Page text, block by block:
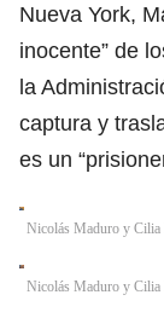
Nueva York,
inocente” de
la
captura y
es un
Nicolás Maduro y Cilia
Nicolás Maduro y Cilia